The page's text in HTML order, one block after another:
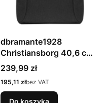
dbramante1928
Christiansborg 40,6 cm
(16") Plecak
Ciemnoszary
Cena
239,99 zł
Cena
195,11 złbez VAT